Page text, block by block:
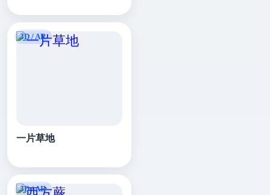
一片草地